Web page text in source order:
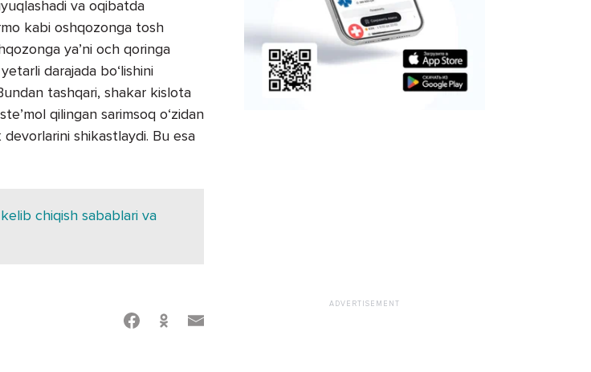
va oqibatda
kabi oshqozonga tosh
ya’ni och qoringa
darajada bo‘lishini
tashqari, shakar kislota
qilingan sarimsoq o‘zidan
shikastlaydi. Bu esa
chiqish sabablari va